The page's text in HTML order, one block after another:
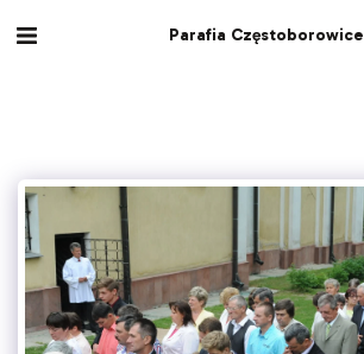
Parafia Częstoborowice